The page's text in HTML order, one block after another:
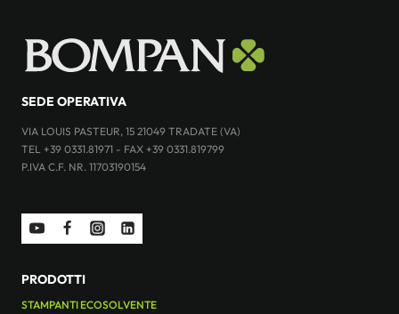
SEDE OPERATIVA
VIA LOUIS PASTEUR, 15 21049 TRADATE (VA)
TEL +39 0331.81971 - FAX +39 0331.819799
P.IVA C.F. NR. 11703190154
PRODOTTI
STAMPANTI ECOSOLVENTE